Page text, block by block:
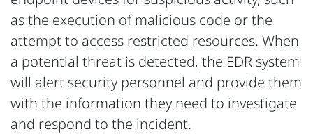
as the execution of malicious code or the
attempt to access restricted resources. When
a potential threat is detected, the EDR system
will alert security personnel and provide them
with the information they need to investigate
and respond to the incident.